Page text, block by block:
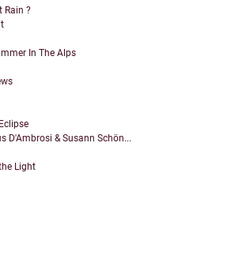
Rain ?
In The Alps
D'Ambrosi & Susann Schön...
Light